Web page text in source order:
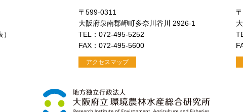
〒599-0311
大阪府泉南郡岬町多奈川谷川 2926-1
TEL：072-495-5252
FAX：072-495-5600
アクセスマップ